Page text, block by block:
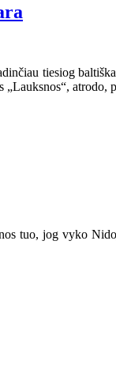
tiesiog
atrodo,
tuo, jog vyko